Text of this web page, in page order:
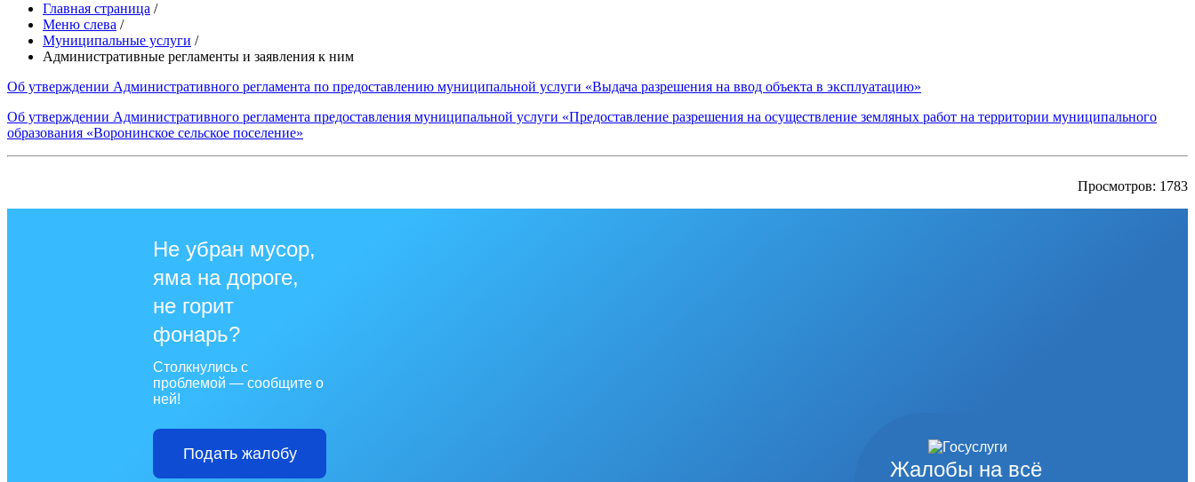
Главная страница /
Меню слева /
Муниципальные услуги /
Административные регламенты и заявления к ним
Об утверждении Административного регламента по предоставлению муниципальной услуги «Выдача разрешения на ввод объекта в эксплуатацию»
Об утверждении Административного регламента предоставления муниципальной услуги «Предоставление разрешения на осуществление земляных работ на территории муниципального
образования «Воронинское сельское поселение»
Просмотров: 1783
Жалобы на всё
Не убран мусор,
яма на дороге,
не горит
фонарь?
Столкнулись с
проблемой — сообщите о
ней!
Подать жалобу